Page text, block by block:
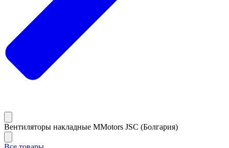
Вентиляторы накладные MMotors JSC (Болгария)